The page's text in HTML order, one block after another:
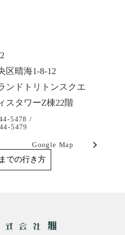
区晴海1-8-12
ンドトリトンスクエ
タワーZ棟22階
5478 /
5479
Google Map
での行き方